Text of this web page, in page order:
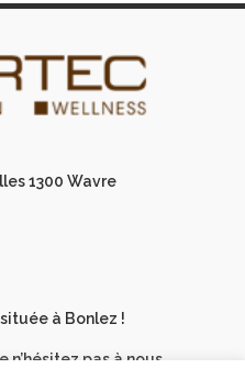
1300 Wavre
à Bonlez !
n’hésitez pas à nous